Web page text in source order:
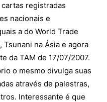
registradas
nacionais e
a do World Trade
Tsunani na Ásia e agora
da TAM de 17/07/2007.
o mesmo divulga suas
através de palestras,
Interessante é que